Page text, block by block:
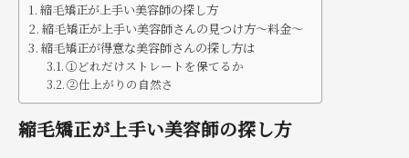
縮毛矯正が上手い美容師の探し方
縮毛矯正が上手い美容師さんの見つけ方〜料金〜
縮毛矯正が得意な美容師さんの探し方は
①どれだけストレートを保てるか
②仕上がりの自然さ
縮毛矯正が上手い美容師の探し方